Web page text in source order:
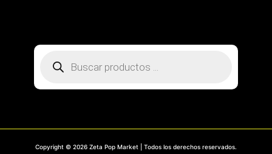
Búsqueda
Copyright © 2026 Zeta Pop Market | Todos los derechos reservados.